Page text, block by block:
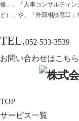
修」、「人事コンサルティ
ど）」や、「外部相談窓口」
TEL.052-533-3539
お問い合わせはこちら
TOP
サービス一覧